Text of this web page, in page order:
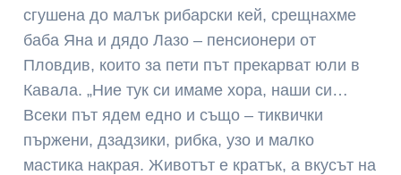
сгушена до малък рибарски кей, срещнахме
баба Яна и дядо Лазо – пенсионери от
Пловдив, които за пети път прекарват юли в
Кавала. „Ние тук си имаме хора, наши си…
Всеки път ядем едно и също – тиквички
пържени, дзадзики, рибка, узо и малко
мастика накрая. Животът е кратък, а вкусът на